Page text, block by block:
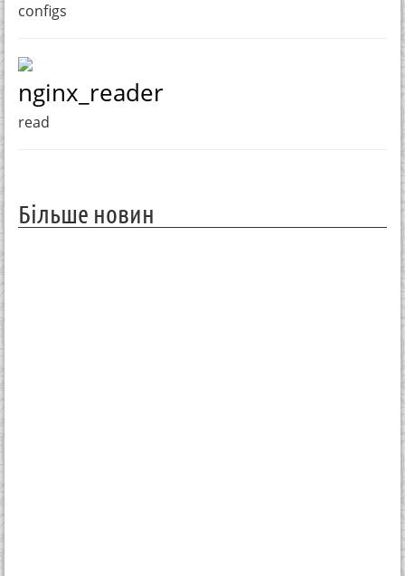
configs
nginx_reader
read
Більше новин